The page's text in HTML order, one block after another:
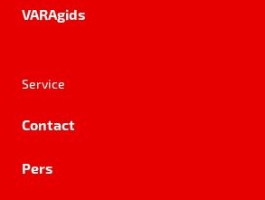
VARAgids
Service
Contact
Pers